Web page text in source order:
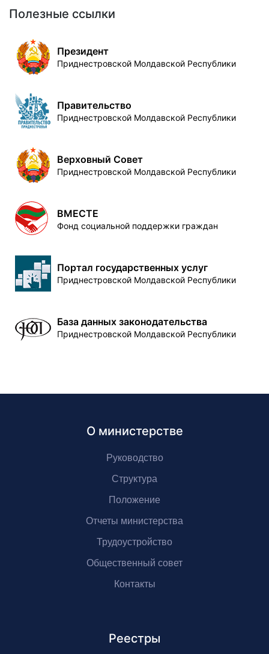
Полезные ссылки
Президент
Приднестровской Молдавской Республики
Правительство
Приднестровской Молдавской Республики
Верховный Совет
Приднестровской Молдавской Республики
ВМЕСТЕ
Фонд социальной поддержки граждан
Портал государственных услуг
Приднестровской Молдавской Республики
База данных законодательства
Приднестровской Молдавской Республики
О министерстве
Руководство
Структура
Положение
Отчеты министерства
Трудоустройство
Общественный совет
Контакты
Реестры